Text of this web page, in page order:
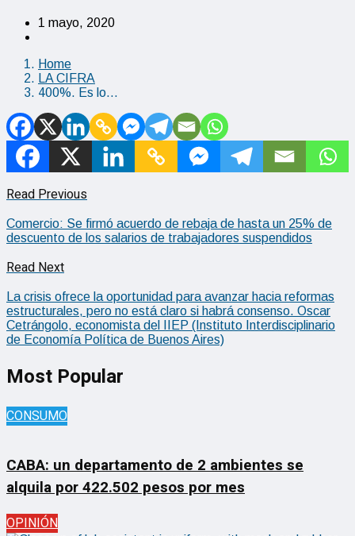
1 mayo, 2020
Home
LA CIFRA
400%. Es lo…
Read Previous
Comercio: Se firmó acuerdo de rebaja de hasta un 25% de
descuento de los salarios de trabajadores suspendidos
Read Next
La crisis ofrece la oportunidad para avanzar hacia reformas
estructurales, pero no está claro si habrá consenso. Oscar
Cetrángolo, economista del IIEP (Instituto Interdisciplinario
de Economía Política de Buenos Aires)
Most Popular
CONSUMO
CABA: un departamento de 2 ambientes se
alquila por 422.502 pesos por mes
OPINIÓN